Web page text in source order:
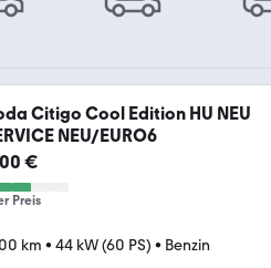
Citigo Cool Edition HU NEU
NEU/EURO6
€
Preis
km • 44 kW (60 PS) • Benzin